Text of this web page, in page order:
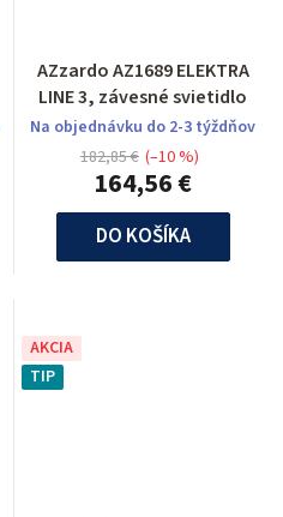
AZzardo AZ1689 ELEKTRA
LINE 3, závesné svietidlo
Na objednávku do 2-3 týždňov
164,56 €
182,85 € (–10 %)
DO KOŠÍKA
AKCIA
TIP